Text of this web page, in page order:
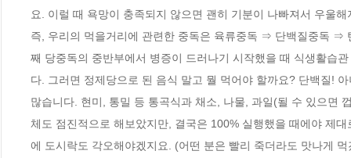
요. 이럴 때 욕망이 충족되지 않으면 괜히 기분이 나빠져서 우울
즉, 우리의 먹을거리에 관련한 중독은 육류중독 ⇒ 단백질중독 ⇒
째 당중독의 중반부에서 병증이 드러나기 시작했을 때 식생활습
다. 그러면 정제당으로 된 음식 말고 뭘 먹어야 할까요? 단백질!
많습니다. 현미, 통밀 등 통곡식과 채소, 나물, 과일(될 수 있으면
체도 점진적으로 해보았지만, 결국은 100% 실행했을 때에야 제
에 도시락도 각오해야겠지요. (어떤 분은 빨리 죽더라도 맛나게